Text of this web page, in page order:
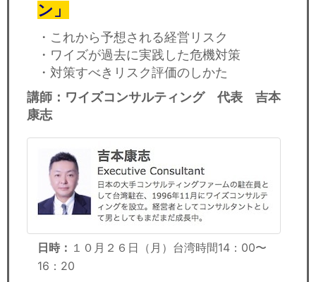
ン」
・これから予想される経営リスク
・ワイズが過去に実践した危機対策
・対策すべきリスク評価のしかた
講師：ワイズコンサルティング 代表 吉本
康志
日時： １０月２６日（月） 台湾時間14：00〜
16：20